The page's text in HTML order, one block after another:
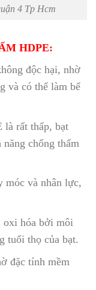
4 Tp Hcm
HDPE:
độc hại, nhờ
và có thể làm bể
là rất thấp, bạt
chống thấm
móc và nhân lực,
oxi hóa bởi môi
tuổi thọ của bạt.
đặc tính mềm